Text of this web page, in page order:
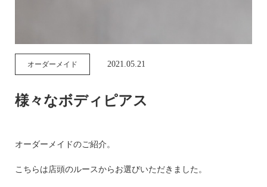
オーダーメイド 2021.05.21
様々なボディピアス
オーダーメイドのご紹介。
こちらは店頭のルースからお選びいただきました。